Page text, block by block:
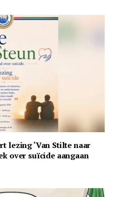
lezing ‘Van Stilte naar
over suïcide aangaan